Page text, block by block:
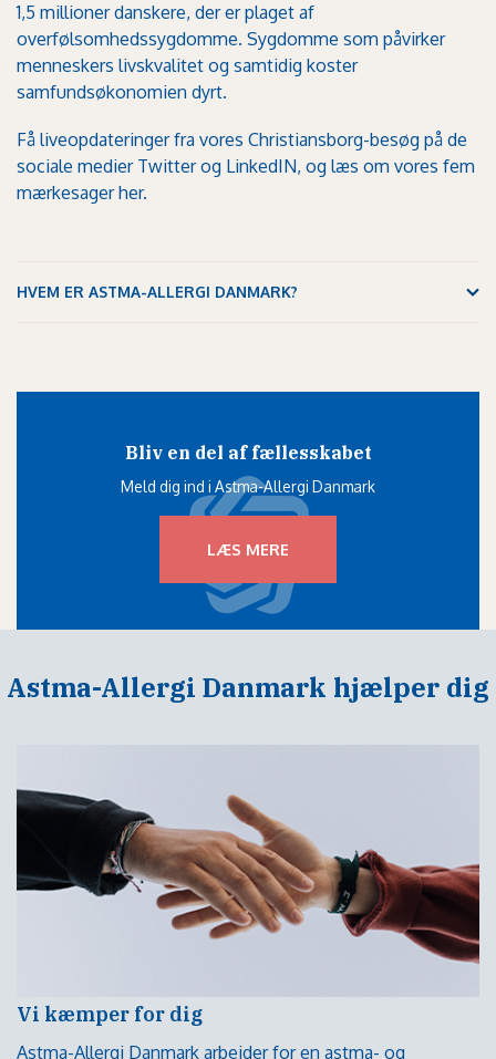
1,5 millioner danskere, der er plaget af
overfølsomhedssygdomme. Sygdomme som påvirker
menneskers livskvalitet og samtidig koster
samfundsøkonomien dyrt.
Få liveopdateringer fra vores Christiansborg-besøg på de
sociale medier Twitterog LinkedIN, og læs om vores fem
mærkesager her.
HVEM ER ASTMA-ALLERGI DANMARK?
Bliv en del af fællesskabet
Meld dig ind i Astma-Allergi Danmark
LÆS MERE
Astma-Allergi Danmark hjælper dig
Vi kæmper for dig
Astma-Allergi Danmark arbejder for en astma- og